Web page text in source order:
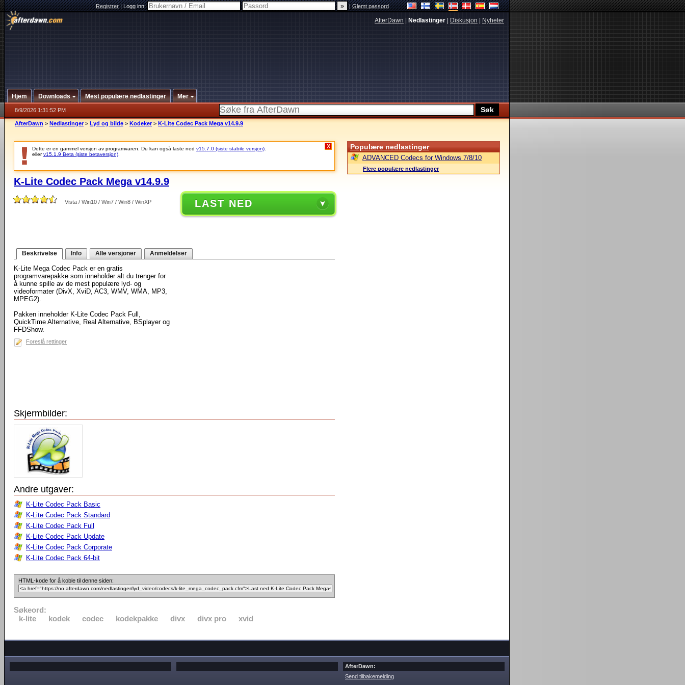
Registrer|Logg inn: |Glemt passord
AfterDawn Nedlastinger Diskusjon Nyheter
Hjem Downloads Mest populære nedlastinger Mer
8/9/2026 1:31:52 PM
AfterDawn > Nedlastinger > Lyd og bilde > Kodeker > K-Lite Codec Pack Mega v14.9.9
Dette er en gammel versjon av programvaren. Du kan også laste ned v15.7.0 (siste stabile versjon)
ellerv15.1.9 Beta (siste betaversjon)
X
K-Lite Codec Pack Mega v14.9.9
Vista / Win10 / Win7 / Win8 / WinXP LAST NED
Beskrivelse Info Alle versjoner Anmeldelser
K-Lite Mega Codec Pack er en gratis
programvarepakke som inneholder alt du trenger for
å kunne spille av de mest populære lyd- og
videoformater (DivX, XviD, AC3, WMV, WMA, MP3,
MPEG2).
Pakken inneholder K-Lite Codec Pack Full,
QuickTime Alternative, Real Alternative, BSplayer og
FFDShow.
Foreslå rettinger
Skjermbilder:
Andre utgaver:
K-Lite Codec Pack Basic
K-Lite Codec Pack Standard
K-Lite Codec Pack Full
K-Lite Codec Pack Update
K-Lite Codec Pack Corporate
K-Lite Codec Pack 64-bit
HTML-kode for å koble til denne siden:
Søkeord:
k-lite
kodek codec kodekpakke divx divx pro xvid
Populære nedlastinger
ADVANCED Codecs for Windows 7/8/10
Flere populære nedlastinger
AfterDawn:
Send tilbakemelding